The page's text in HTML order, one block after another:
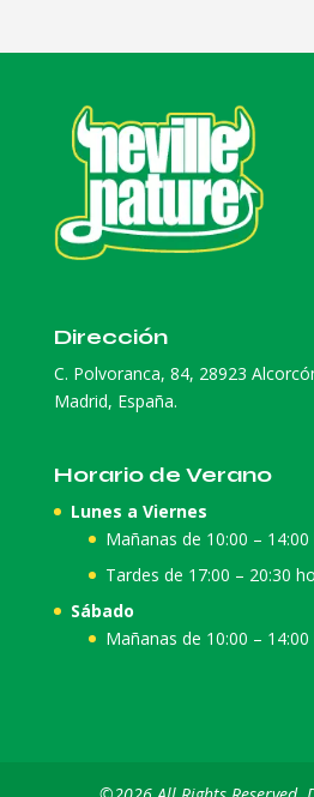
Dirección
C. Polvoranca, 84, 28923
Madrid, España.
Horario de Verano
Lunes a Viernes
Mañanas de 10:00 – 14:00
Tardes de 17:00 – 20:30
Sábado
Mañanas de 10:00 – 14:00